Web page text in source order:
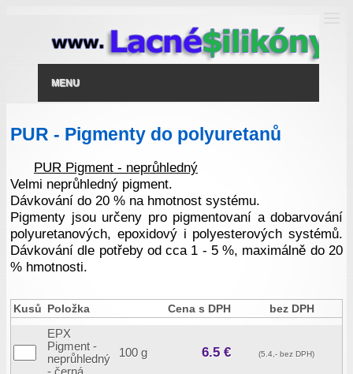
MENU
PUR - Pigmenty do polyuretanů
PUR Pigment - neprůhledný
Velmi neprůhledný pigment.
Dávkování do 20 % na hmotnost systému.
Pigmenty jsou určeny pro pigmentovaní a dobarvování
polyuretanových, epoxidový i polyesterových systémů.
Dávkování dle potřeby od cca 1 - 5 %, maximálně do 20
% hmotnosti.
Kusů Položka Cena s DPH
bez DPH
EPX
Pigment -
neprůhledný
100 g 6.5 € (5.4,- bez DPH)